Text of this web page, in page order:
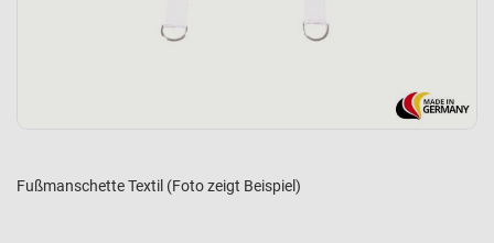
Fußmanschette Textil (Foto zeigt Beispiel)